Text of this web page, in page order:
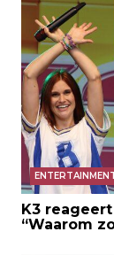
K3
“Waarom